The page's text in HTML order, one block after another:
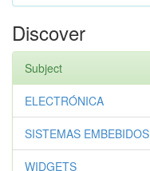
Discover
Subject
ELECTRÓNICA
SISTEMAS EMBEBIDOS
WIDGETS